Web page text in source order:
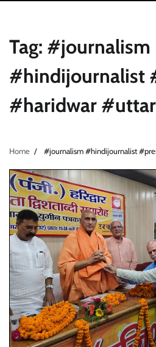
Tag: #journalism
#hindijournalist
#haridwar
Home #journalism #hindijournalist